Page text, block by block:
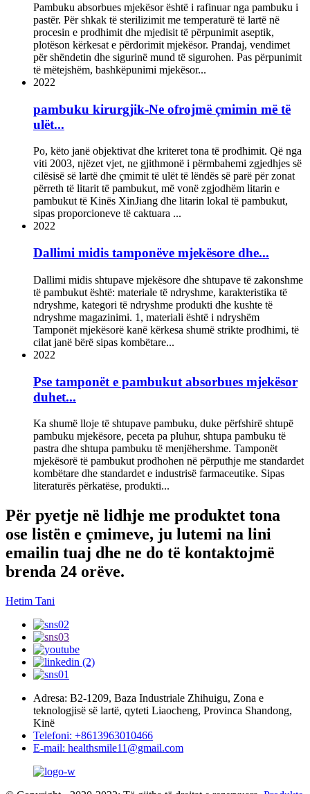
Pambuku absorbues mjekësor është i rafinuar nga pambuku i
pastër. Për shkak të sterilizimit me temperaturë të lartë në
procesin e prodhimit dhe mjedisit të përpunimit aseptik,
plotëson kërkesat e përdorimit mjekësor. Prandaj, vendimet
për shëndetin dhe sigurinë mund të sigurohen. Pas përpunimit
të mëtejshëm, bashkëpunimi mjekësor...
2022
pambuku kirurgjik-Ne ofrojmë çmimin më të
ulët...
Po, këto janë objektivat dhe kriteret tona të prodhimit. Që nga
viti 2003, njëzet vjet, ne gjithmonë i përmbahemi zgjedhjes së
cilësisë së lartë dhe çmimit të ulët të lëndës së parë për zonat
përreth të litarit të pambukut, më vonë zgjodhëm litarin e
pambukut të Kinës XinJiang dhe litarin lokal të pambukut,
sipas proporcioneve të caktuara ...
2022
Dallimi midis tamponëve mjekësore dhe...
Dallimi midis shtupave mjekësore dhe shtupave të zakonshme
të pambukut është: materiale të ndryshme, karakteristika të
ndryshme, kategori të ndryshme produkti dhe kushte të
ndryshme magazinimi. 1, materiali është i ndryshëm
Tamponët mjekësorë kanë kërkesa shumë strikte prodhimi, të
cilat janë bërë sipas kombëtare...
2022
Pse tamponët e pambukut absorbues mjekësor
duhet...
Ka shumë lloje të shtupave pambuku, duke përfshirë shtupë
pambuku mjekësore, peceta pa pluhur, shtupa pambuku të
pastra dhe shtupa pambuku të menjëhershme. Tamponët
mjekësorë të pambukut prodhohen në përputhje me standardet
kombëtare dhe standardet e industrisë farmaceutike. Sipas
literaturës përkatëse, produkti...
Për pyetje në lidhje me produktet tona
ose listën e çmimeve, ju lutemi na lini
emailin tuaj dhe ne do të kontaktojmë
brenda 24 orëve.
Hetim Tani
Adresa: B2-1209, Baza Industriale Zhihuigu, Zona e
teknologjisë së lartë, qyteti Liaocheng, Provinca Shandong,
Kinë
Telefoni: +8613963010466
E-mail: healthsmile11@gmail.com